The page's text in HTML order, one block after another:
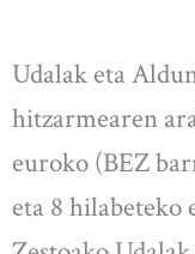
Udalak eta
hitzarmearen
euroko (BEZ
eta 8 hilabeteko